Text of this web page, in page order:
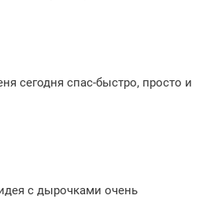
сегодня спас-быстро, просто и
с дырочками очень